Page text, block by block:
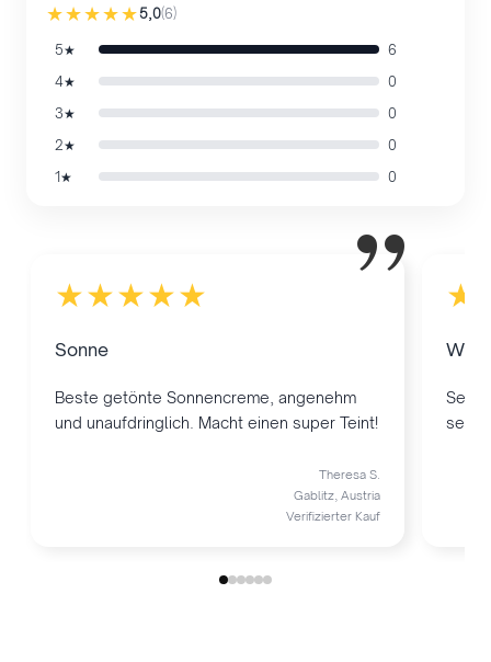
★★★★★5,0(6)
5★
6
4★
0
3★
0
2★
0
1★
0
”
★★★★★
Sonne
Beste getönte Sonnencreme, angenehm
und unaufdringlich. Macht einen super Teint!
Theresa S.
Gablitz, Austria
Verifizierter Kauf
Sehr
sehr